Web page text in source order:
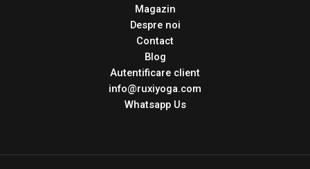
Magazin
Despre noi
Contact
Blog
Autentificare client
info@ruxiyoga.com
Whatsapp Us